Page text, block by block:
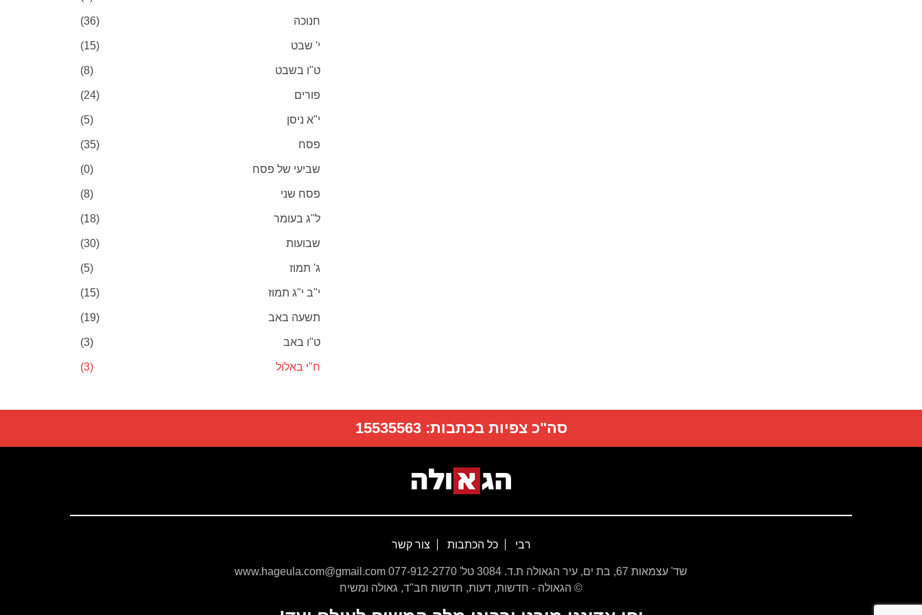
חנוכה (36)
י' שבט (15)
ט"ו בשבט (8)
פורים (24)
י"א ניסן (5)
פסח (35)
שביעי של פסח (0)
פסח שני (8)
ל"ג בעומר (18)
שבועות (30)
ג' תמוז (5)
י"ב י"ג תמוז (15)
תשעה באב (19)
ט"ו באב (3)
ח"י באלול (3)
סה"כ צפיות בכתבות:15535563
רבי כל הכתבות צור קשר
שד' עצמאות 67, בת ים, עיר הגאולה ת.ד. 3084 טל' 077-912-2770 www.hageula.com@gmail.com
© הגאולה - חדשות, דעות, חדשות חב''ד, גאולה ומשיח